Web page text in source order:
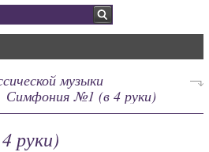
музыки
Симфония №1 (в 4 руки)
руки)